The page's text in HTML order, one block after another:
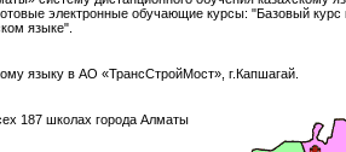
электронные обучающие курсы: "Базовый курс
языке".
языку в АО «ТрансСтройМост», г.Капшагай.
187 школах города Алматы